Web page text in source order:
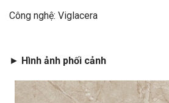
Công nghệ: Viglacera
► Hình ảnh phối cảnh